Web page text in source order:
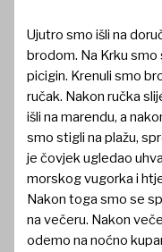
Ujutro smo išli na
brodom. Na Krku smo
picigin. Krenuli smo
ručak. Nakon ručka
išli na marendu, a
smo stigli na plažu,
je čovjek ugledao
morskog vugorka i
Nakon toga smo se
na večeru. Nakon
odemo na noćno